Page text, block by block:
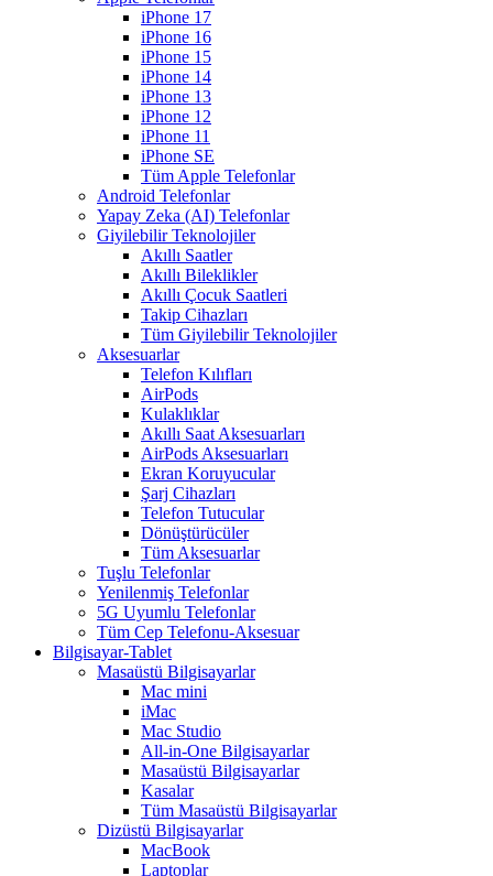
iPhone 17
iPhone 16
iPhone 15
iPhone 14
iPhone 13
iPhone 12
iPhone 11
iPhone SE
Tüm Apple Telefonlar
Android Telefonlar
Yapay Zeka (AI) Telefonlar
Giyilebilir Teknolojiler
Akıllı Saatler
Akıllı Bileklikler
Akıllı Çocuk Saatleri
Takip Cihazları
Tüm Giyilebilir Teknolojiler
Aksesuarlar
Telefon Kılıfları
AirPods
Kulaklıklar
Akıllı Saat Aksesuarları
AirPods Aksesuarları
Ekran Koruyucular
Şarj Cihazları
Telefon Tutucular
Dönüştürücüler
Tüm Aksesuarlar
Tuşlu Telefonlar
Yenilenmiş Telefonlar
5G Uyumlu Telefonlar
Tüm Cep Telefonu-Aksesuar
Bilgisayar-Tablet
Masaüstü Bilgisayarlar
Mac mini
iMac
Mac Studio
All-in-One Bilgisayarlar
Masaüstü Bilgisayarlar
Kasalar
Tüm Masaüstü Bilgisayarlar
Dizüstü Bilgisayarlar
MacBook
Laptoplar